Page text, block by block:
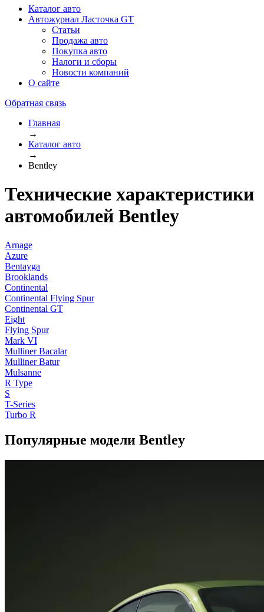
Каталог авто
Автожурнал Ласточка GT
Статьи
Продажа авто
Покупка авто
Налоги и сборы
Новости компаний
О сайте
Обратная связь
Главная
→
Каталог авто
→
Bentley
Технические характеристики
автомобилей Bentley
Arnage
Azure
Bentayga
Brooklands
Continental
Continental Flying Spur
Continental GT
Eight
Flying Spur
Mark VI
Mulliner Bacalar
Mulliner Batur
Mulsanne
R Type
S
T-Series
Turbo R
Популярные модели Bentley